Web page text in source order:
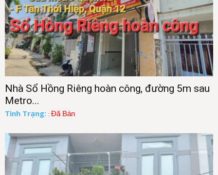
Nhà Sổ Hồng Riêng hoàn công, đường 5m sau
Metro...
Tình Trạng: : Đã Bán